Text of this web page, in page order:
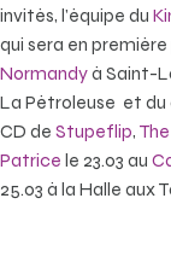
invités, l’équipe du
qui sera en
Normandyà Saint-
La Pétroleuse et du
CD de Stupeflip,
Patrice le 23.03 au
25.03 à la Halle aux